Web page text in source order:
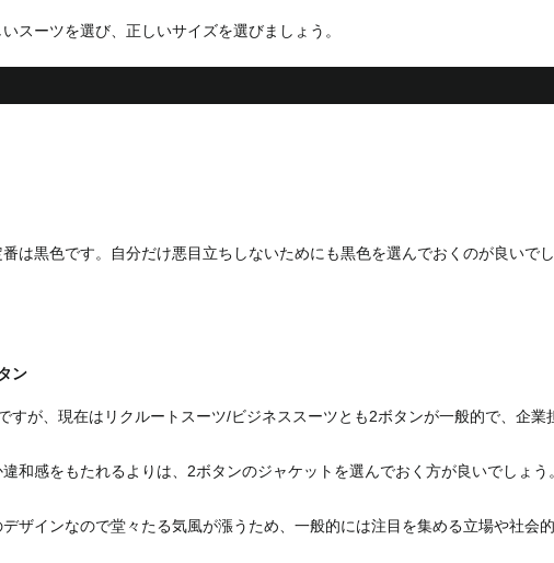
スーツを選び、正しいサイズを選びましょう。
は黒色です。自分だけ悪目立ちしないためにも黒色を選んでおくのが良いで
ン
すが、現在はリクルートスーツ/ビジネススーツとも2ボタンが一般的で、企業
和感をもたれるよりは、2ボタンのジャケットを選んでおく方が良いでしょう。
ザインなので堂々たる気風が漲うため、一般的には注目を集める立場や社会